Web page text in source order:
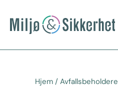
rett
Hjem / Avfallsbeholdere